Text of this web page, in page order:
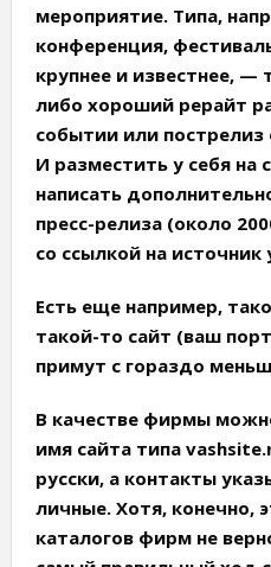
мероприятие. Типа,
конференция,
крупнее и известнее, —
либо хороший рерайт
событии или
И разместить у себя на
написать
пресс-релиза (около
со ссылкой на источник
Есть еще например,
такой-то сайт (ваш
примут с гораздо
В качестве фирмы
имя сайта типа
русски, а контакты
личные. Хотя, конечно,
каталогов фирм не